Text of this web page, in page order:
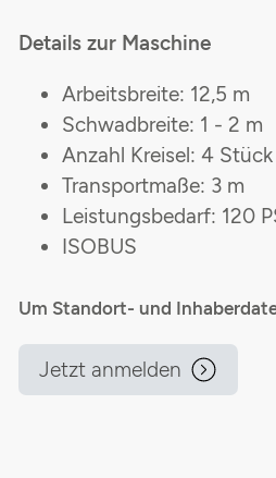
Details zur Maschine
Arbeitsbreite: 12,5 m
Schwadbreite: 1 - 2 m
Anzahl Kreisel: 4 Stück
Transportmaße: 3 m
Leistungsbedarf: 120
ISOBUS
Um Standort- und
Jetzt anmelden